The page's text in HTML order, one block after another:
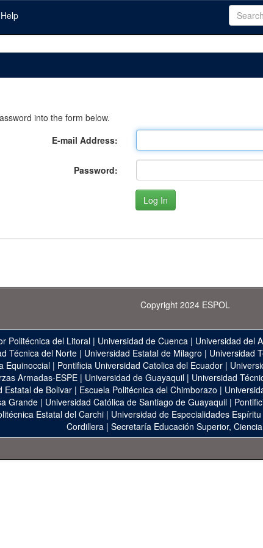
Help
into the form below.
E-mail Address:
Password:
Copyright 2024 ESPOL
Politécnica del Litoral | Universidad de Cuenca | Universidad del
Técnica del Norte| Universidad Estatal de Milagro | Universidad
Equinoccial| Pontificia Universidad Catolica del Ecuador|
Armadas-ESPE | Universidad de Guayaquil | Universidad
Estatal de Bolivar| Escuela Politécnica del Chimborazo |
Grande | Universidad Católica de Santiago de Guayaquil |
Estatal del Carchi | Universidad de Especialidades
Cordillera| Secretaría Educación Superior,